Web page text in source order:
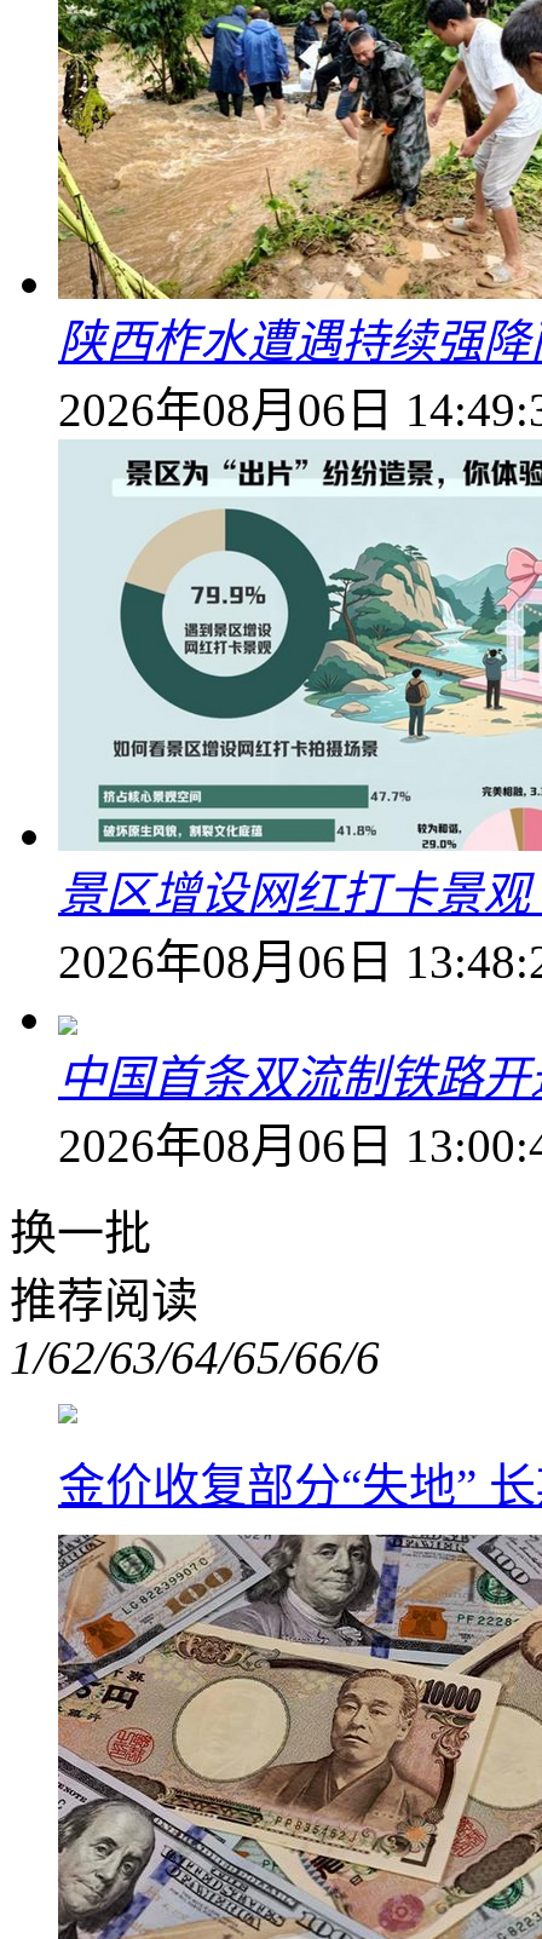
陕西柞水遭遇持续强
2026年08月06日
景区增设网红打卡景
2026年08月06日
中国首条双流制铁路
2026年08月06日
换一批
推荐阅读
1/62/63/64/65/66/6
金价收复部分“失地”